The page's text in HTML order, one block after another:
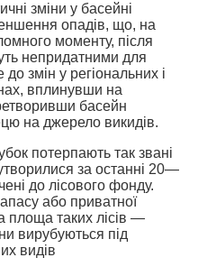
зміни у басейні
опадів, що, на
моменту, після
непридатними для
змін у регіональних і
вплинувши на
басейн
на джерело викидів.
потерпають так звані
утворилися за останні 20—
до лісового фонду.
або приватної
площа таких лісів —
вирубуються під
видів